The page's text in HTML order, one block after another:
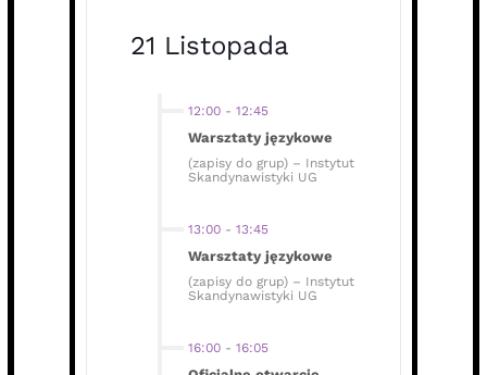
21 Listopada
12:00 - 12:45
Warsztaty językowe
(zapisy do grup) – Instytut
Skandynawistyki UG
13:00 - 13:45
Warsztaty językowe
(zapisy do grup) – Instytut
Skandynawistyki UG
16:00 - 16:05